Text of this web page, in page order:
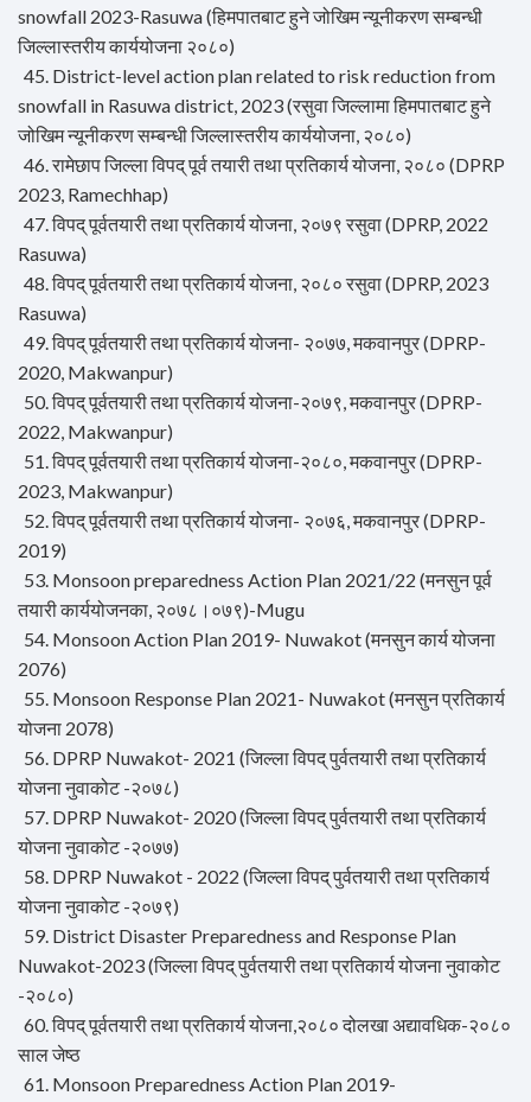
snowfall 2023-Rasuwa (हिमपातबाट हुने जोखिम न्यूनीकरण सम्बन्धी
जिल्लास्तरीय कार्ययोजना २०८०)
45. District-level action plan related to risk reduction from
snowfall in Rasuwa district, 2023 (रसुवा जिल्लामा हिमपातबाट हुने
जोखिम न्यूनीकरण सम्बन्धी जिल्लास्तरीय कार्ययोजना, २०८०)
46. रामेछाप जिल्ला विपद् पूर्व तयारी तथा प्रतिकार्य योजना, २०८० (DPRP
2023, Ramechhap)
47. विपद् पूर्वतयारी तथा प्रतिकार्य योजना, २०७९ रसुवा (DPRP, 2022
Rasuwa)
48. विपद् पूर्वतयारी तथा प्रतिकार्य योजना, २०८० रसुवा (DPRP, 2023
Rasuwa)
49. विपद् पूर्वतयारी तथा प्रतिकार्य योजना- २०७७, मकवानपुर (DPRP-
2020, Makwanpur)
50. विपद् पूर्वतयारी तथा प्रतिकार्य योजना-२०७९, मकवानपुर (DPRP-
2022, Makwanpur)
51. विपद् पूर्वतयारी तथा प्रतिकार्य योजना-२०८०, मकवानपुर (DPRP-
2023, Makwanpur)
52. विपद् पूर्वतयारी तथा प्रतिकार्य योजना- २०७६, मकवानपुर (DPRP-
2019)
53. Monsoon preparedness Action Plan 2021/22 (मनसुन पूर्व
तयारी कार्ययोजनका, २०७८।०७९)-Mugu
54. Monsoon Action Plan 2019- Nuwakot (मनसुन कार्य योजना
2076)
55. Monsoon Response Plan 2021- Nuwakot (मनसुन प्रतिकार्य
योजना 2078)
56. DPRP Nuwakot- 2021 (जिल्ला विपद् पुर्वतयारी तथा प्रतिकार्य
योजना नुवाकोट -२०७८)
57. DPRP Nuwakot- 2020 (जिल्ला विपद् पुर्वतयारी तथा प्रतिकार्य
योजना नुवाकोट -२०७७)
58. DPRP Nuwakot - 2022 (जिल्ला विपद् पुर्वतयारी तथा प्रतिकार्य
योजना नुवाकोट -२०७९)
59. District Disaster Preparedness and Response Plan
Nuwakot-2023 (जिल्ला विपद् पुर्वतयारी तथा प्रतिकार्य योजना नुवाकोट
-२०८०)
60. विपद् पूर्वतयारी तथा प्रतिकार्य योजना,२०८० दोलखा अद्यावधिक-२०८०
साल जेष्ठ
61. Monsoon Preparedness Action Plan 2019-